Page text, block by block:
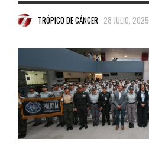
TRÓPICO DE CÁNCER 28 JULIO, 2025